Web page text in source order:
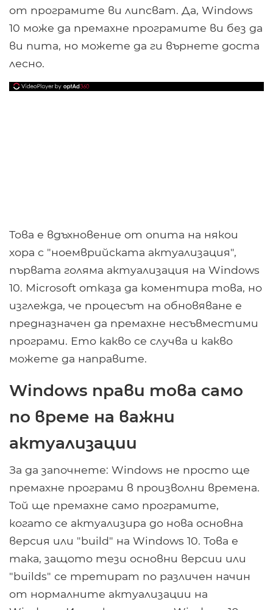
от програмите ви липсват. Да, Windows
10 може да премахне програмите ви без да
ви пита, но можете да ги върнете доста
лесно.
Това е вдъхновение от опита на някои
хора с "ноемврийската актуализация",
първата голяма актуализация на Windows
10. Microsoft отказа да коментира това, но
изглежда, че процесът на обновяване е
предназначен да премахне несъвместими
програми. Ето какво се случва и какво
можете да направите.
Windows прави това само
по време на важни
актуализации
За да започнете: Windows не просто ще
премахне програми в произволни времена.
Той ще премахне само програмите,
когато се актуализира до нова основна
версия или "build" на Windows 10. Това е
така, защото тези основни версии или
"builds" се третират по различен начин
от нормалните актуализации на